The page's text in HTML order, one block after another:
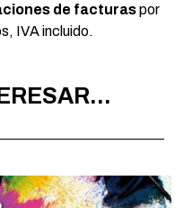
de facturaspor
IVA incluido.